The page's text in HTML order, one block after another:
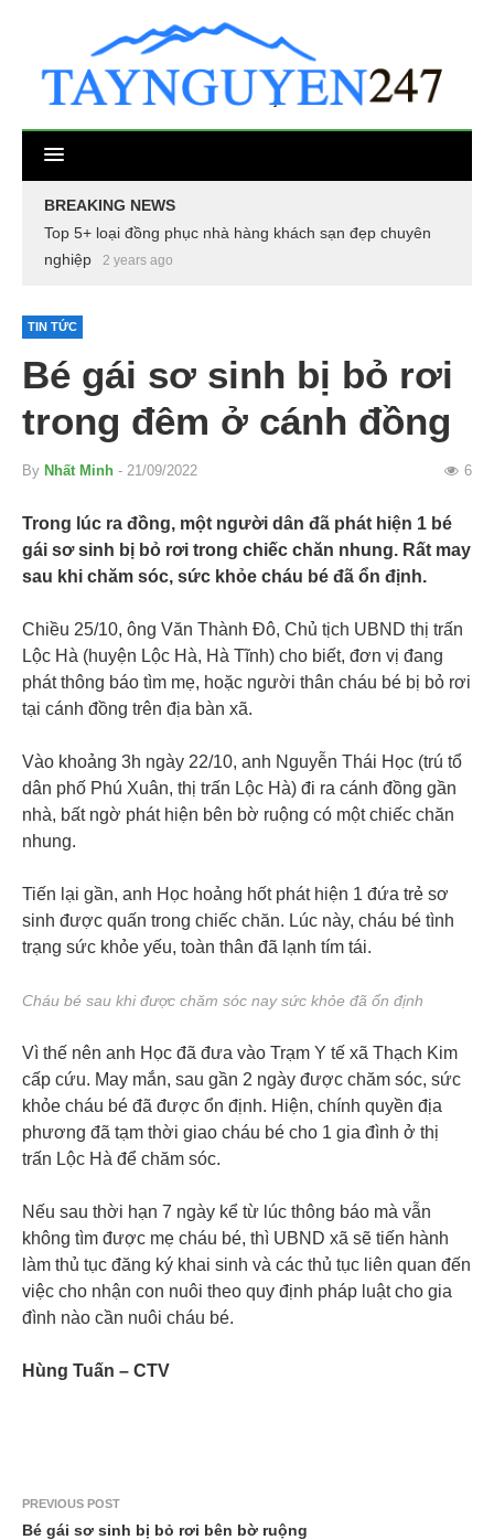
BREAKING NEWS
Top 5+ loại đồng phục nhà hàng khách sạn đẹp chuyên
nghiệp
2 years ago
TIN TỨC
Bé gái sơ sinh bị bỏ rơi
trong đêm ở cánh đồng
By Nhất Minh - 21/09/2022 6
Trong lúc ra đồng, một người dân đã phát hiện 1 bé
gái sơ sinh bị bỏ rơi trong chiếc chăn nhung. Rất may
sau khi chăm sóc, sức khỏe cháu bé đã ổn định.
Chiều 25/10, ông Văn Thành Đô, Chủ tịch UBND thị trấn
Lộc Hà (huyện Lộc Hà, Hà Tĩnh) cho biết, đơn vị đang
phát thông báo tìm mẹ, hoặc người thân cháu bé bị bỏ rơi
tại cánh đồng trên địa bàn xã.
Vào khoảng 3h ngày 22/10, anh Nguyễn Thái Học (trú tổ
dân phố Phú Xuân, thị trấn Lộc Hà) đi ra cánh đồng gần
nhà, bất ngờ phát hiện bên bờ ruộng có một chiếc chăn
nhung.
Tiến lại gần, anh Học hoảng hốt phát hiện 1 đứa trẻ sơ
sinh được quấn trong chiếc chăn. Lúc này, cháu bé tình
trạng sức khỏe yếu, toàn thân đã lạnh tím tái.
Cháu bé sau khi được chăm sóc nay sức khỏe đã ổn định
Vì thế nên anh Học đã đưa vào Trạm Y tế xã Thạch Kim
cấp cứu. May mắn, sau gần 2 ngày được chăm sóc, sức
khỏe cháu bé đã được ổn định. Hiện, chính quyền địa
phương đã tạm thời giao cháu bé cho 1 gia đình ở thị
trấn Lộc Hà để chăm sóc.
Nếu sau thời hạn 7 ngày kể từ lúc thông báo mà vẫn
không tìm được mẹ cháu bé, thì UBND xã sẽ tiến hành
làm thủ tục đăng ký khai sinh và các thủ tục liên quan đến
việc cho nhận con nuôi theo quy định pháp luật cho gia
đình nào cần nuôi cháu bé.
Hùng Tuấn – CTV
PREVIOUS POST
Bé gái sơ sinh bị bỏ rơi bên bờ ruộng